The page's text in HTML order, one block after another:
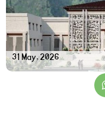
31 May, 2026